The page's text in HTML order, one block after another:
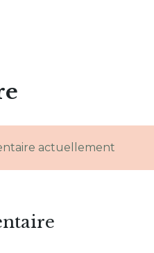
actuellement